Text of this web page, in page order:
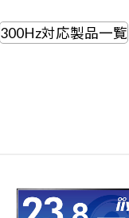
300Hz対応製品一覧